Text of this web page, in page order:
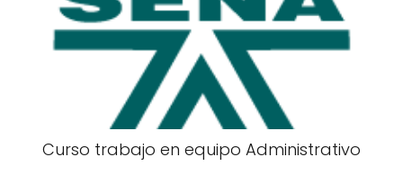
Curso trabajo en equipo Administrativo